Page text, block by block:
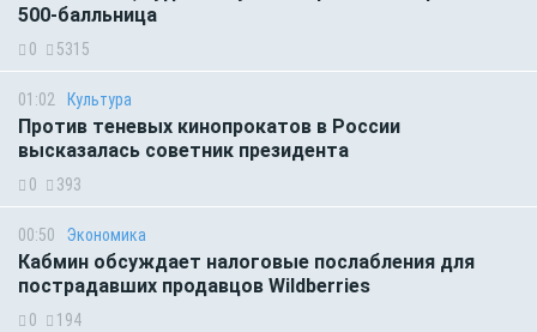
500-балльница
0 5315
01:02 Культура
Против теневых кинопрокатов в России
высказалась советник президента
0 393
00:50 Экономика
Кабмин обсуждает налоговые послабления для
пострадавших продавцов Wildberries
0 194